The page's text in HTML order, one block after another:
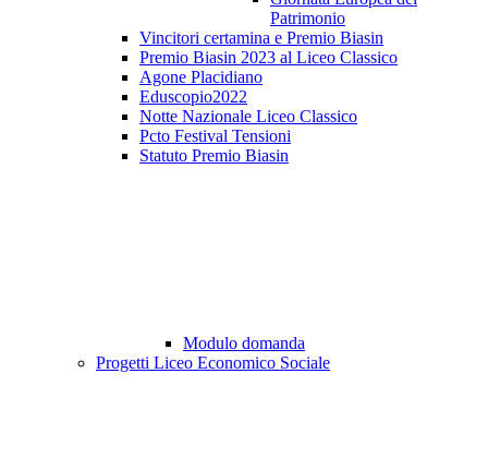
Patrimonio
Vincitori certamina e Premio Biasin
Premio Biasin 2023 al Liceo Classico
Agone Placidiano
Eduscopio2022
Notte Nazionale Liceo Classico
Pcto Festival Tensioni
Statuto Premio Biasin
Modulo domanda
Progetti Liceo Economico Sociale